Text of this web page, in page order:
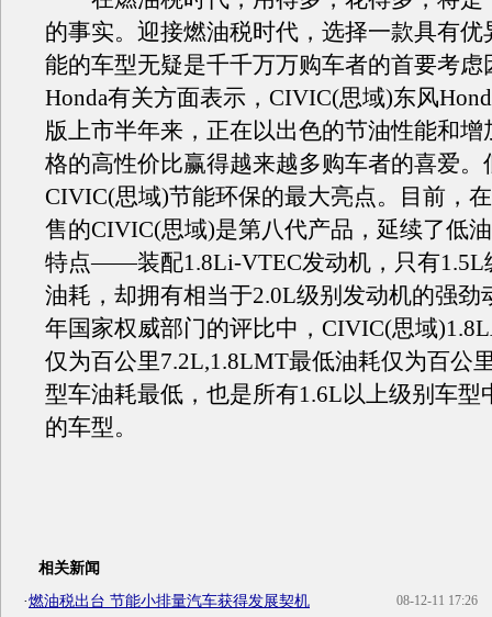
的事实。迎接燃油税时代，选择一款具有优
能的车型无疑是千千万万购车者的首要考虑
Honda有关方面表示，CIVIC(思域)东风
版上市半年来，正在以出色的节油性能和增
格的高性价比赢得越来越多购车者的喜爱。
CIVIC(思域)节能环保的最大亮点。目前，
售的CIVIC(思域)是第八代产品，延续了低
特点——装配1.8Li-VTEC发动机，只有1.5L
油耗，却拥有相当于2.0L级别发动机的强劲
年国家权威部门的评比中，CIVIC(思域
仅为百公里7.2L,1.8LMT最低油耗仅为百公
型车油耗最低，也是所有1.6L以上级别车型
的车型。
相关新闻
08-12-11 17:26
·燃油税出台 节能小排量汽车获得发展契机